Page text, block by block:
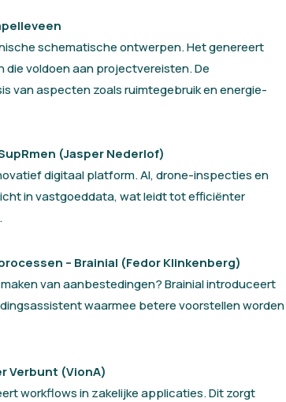
schematische ontwerpen. Het genereert
voldoen aan projectvereisten. De
van aspecten zoals ruimtegebruik en energie-
(Jasper Nederlof)
digitaal platform. AI, drone-inspecties en
in vastgoeddata, wat leidt tot efficiënter
– Brainial (Fedor Klinkenberg)
van aanbestedingen? Brainial introduceert
waarmee betere voorstellen worden
Verbunt (VionA)
workflows in zakelijke applicaties. Dit zorgt